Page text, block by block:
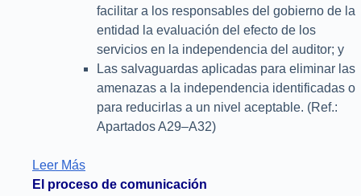
facilitar a los responsables del gobierno de la
entidad la evaluación del efecto de los
servicios en la independencia del auditor; y
Las salvaguardas aplicadas para eliminar las
amenazas a la independencia identificadas o
para reducirlas a un nivel aceptable. (Ref.:
Apartados A29–A32)
Leer Más
El proceso de comunicación